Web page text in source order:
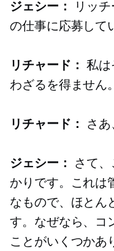
ジェシー：
リッ
の仕事に応募して
リチャード： 私は
わざるを得ません
リチャード： さあ
ジェシー：
さて
かりです。これは
なもので、ほとん
す。なぜなら、コ
ことがいくつかあ